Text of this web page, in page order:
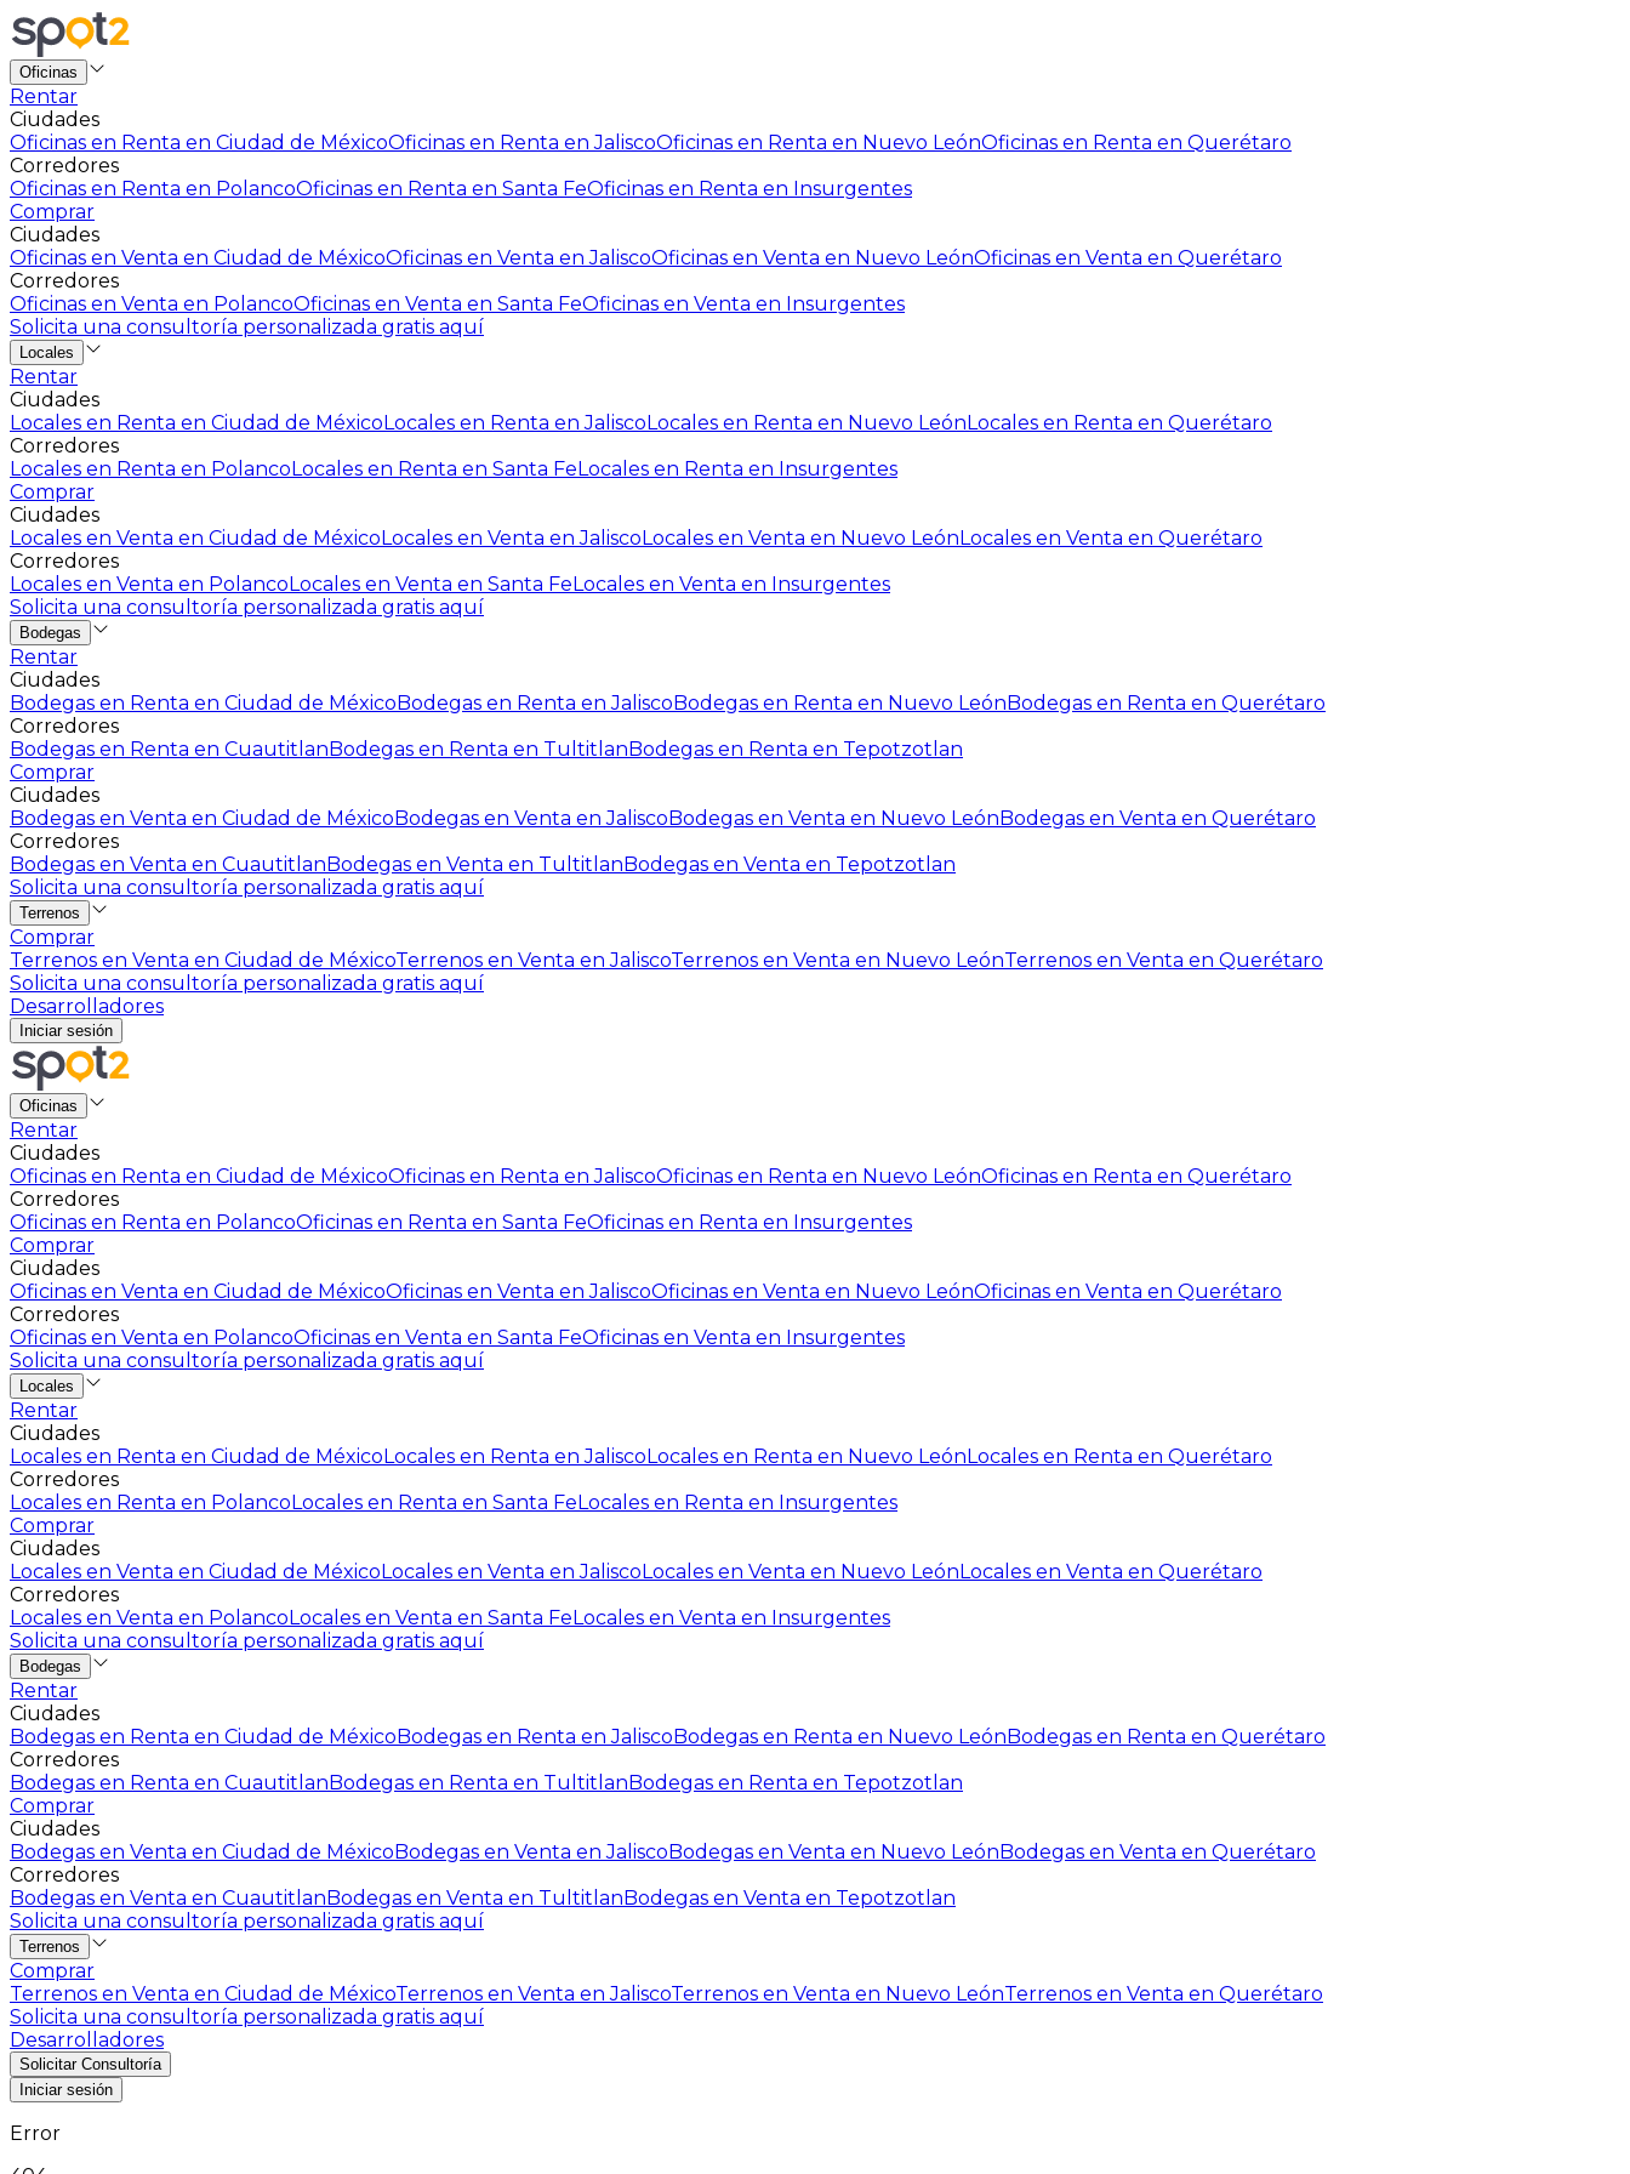
Oficinas
Rentar
Ciudades
Oficinas en Renta en Ciudad de MéxicoOficinas en Renta en JaliscoOficinas en Renta en Nuevo LeónOficinas en Renta en Querétaro
Corredores
Oficinas en Renta en PolancoOficinas en Renta en Santa FeOficinas en Renta en Insurgentes
Comprar
Ciudades
Oficinas en Venta en Ciudad de MéxicoOficinas en Venta en JaliscoOficinas en Venta en Nuevo LeónOficinas en Venta en Querétaro
Corredores
Oficinas en Venta en PolancoOficinas en Venta en Santa FeOficinas en Venta en Insurgentes
Solicita una consultoría personalizada gratis aquí
Locales
Rentar
Ciudades
Locales en Renta en Ciudad de MéxicoLocales en Renta en JaliscoLocales en Renta en Nuevo LeónLocales en Renta en Querétaro
Corredores
Locales en Renta en PolancoLocales en Renta en Santa FeLocales en Renta en Insurgentes
Comprar
Ciudades
Locales en Venta en Ciudad de MéxicoLocales en Venta en JaliscoLocales en Venta en Nuevo LeónLocales en Venta en Querétaro
Corredores
Locales en Venta en PolancoLocales en Venta en Santa FeLocales en Venta en Insurgentes
Solicita una consultoría personalizada gratis aquí
Bodegas
Rentar
Ciudades
Bodegas en Renta en Ciudad de MéxicoBodegas en Renta en JaliscoBodegas en Renta en Nuevo LeónBodegas en Renta en Querétaro
Corredores
Bodegas en Renta en CuautitlanBodegas en Renta en TultitlanBodegas en Renta en Tepotzotlan
Comprar
Ciudades
Bodegas en Venta en Ciudad de MéxicoBodegas en Venta en JaliscoBodegas en Venta en Nuevo LeónBodegas en Venta en Querétaro
Corredores
Bodegas en Venta en CuautitlanBodegas en Venta en TultitlanBodegas en Venta en Tepotzotlan
Solicita una consultoría personalizada gratis aquí
Terrenos
Comprar
Terrenos en Venta en Ciudad de MéxicoTerrenos en Venta en JaliscoTerrenos en Venta en Nuevo LeónTerrenos en Venta en Querétaro
Solicita una consultoría personalizada gratis aquí
Desarrolladores
Iniciar sesión
Oficinas
Rentar
Ciudades
Oficinas en Renta en Ciudad de MéxicoOficinas en Renta en JaliscoOficinas en Renta en Nuevo LeónOficinas en Renta en Querétaro
Corredores
Oficinas en Renta en PolancoOficinas en Renta en Santa FeOficinas en Renta en Insurgentes
Comprar
Ciudades
Oficinas en Venta en Ciudad de MéxicoOficinas en Venta en JaliscoOficinas en Venta en Nuevo LeónOficinas en Venta en Querétaro
Corredores
Oficinas en Venta en PolancoOficinas en Venta en Santa FeOficinas en Venta en Insurgentes
Solicita una consultoría personalizada gratis aquí
Locales
Rentar
Ciudades
Locales en Renta en Ciudad de MéxicoLocales en Renta en JaliscoLocales en Renta en Nuevo LeónLocales en Renta en Querétaro
Corredores
Locales en Renta en PolancoLocales en Renta en Santa FeLocales en Renta en Insurgentes
Comprar
Ciudades
Locales en Venta en Ciudad de MéxicoLocales en Venta en JaliscoLocales en Venta en Nuevo LeónLocales en Venta en Querétaro
Corredores
Locales en Venta en PolancoLocales en Venta en Santa FeLocales en Venta en Insurgentes
Solicita una consultoría personalizada gratis aquí
Bodegas
Rentar
Ciudades
Bodegas en Renta en Ciudad de MéxicoBodegas en Renta en JaliscoBodegas en Renta en Nuevo LeónBodegas en Renta en Querétaro
Corredores
Bodegas en Renta en CuautitlanBodegas en Renta en TultitlanBodegas en Renta en Tepotzotlan
Comprar
Ciudades
Bodegas en Venta en Ciudad de MéxicoBodegas en Venta en JaliscoBodegas en Venta en Nuevo LeónBodegas en Venta en Querétaro
Corredores
Bodegas en Venta en CuautitlanBodegas en Venta en TultitlanBodegas en Venta en Tepotzotlan
Solicita una consultoría personalizada gratis aquí
Terrenos
Comprar
Terrenos en Venta en Ciudad de MéxicoTerrenos en Venta en JaliscoTerrenos en Venta en Nuevo LeónTerrenos en Venta en Querétaro
Solicita una consultoría personalizada gratis aquí
Desarrolladores
Solicitar Consultoría
Iniciar sesión
Error